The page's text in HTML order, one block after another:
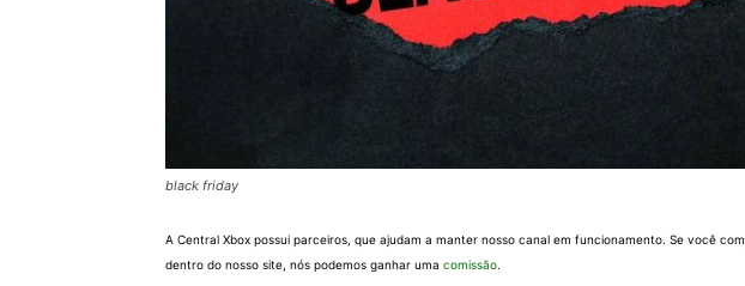
black friday
A Central Xbox possui parceiros, que ajudam a manter nosso canal em funcionamento. Se você
dentro do nosso site, nós podemos ganhar uma comissão.